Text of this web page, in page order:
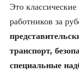
Это
работников за
транспорт,
специальные